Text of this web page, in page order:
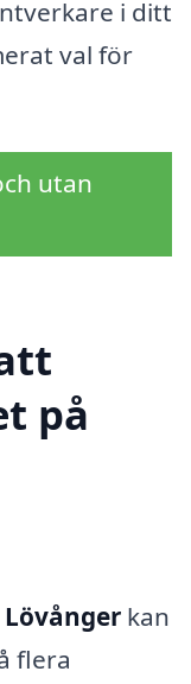
i ditt
val för
utan
på
kan
flera